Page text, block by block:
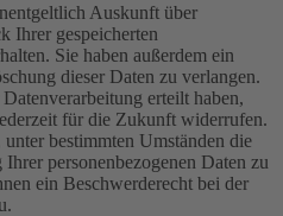
Auskunft über
Ihrer gespeicherten
Sie haben außerdem ein
dieser Daten zu verlangen.
erteilt haben,
für die Zukunft widerrufen.
bestimmten Umständen die
personenbezogenen Daten zu
ein Beschwerderecht bei der